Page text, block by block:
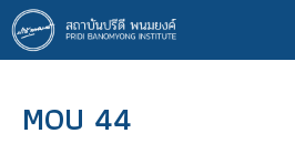
ข้าม
ไป
ยัง
หลักMOU 44